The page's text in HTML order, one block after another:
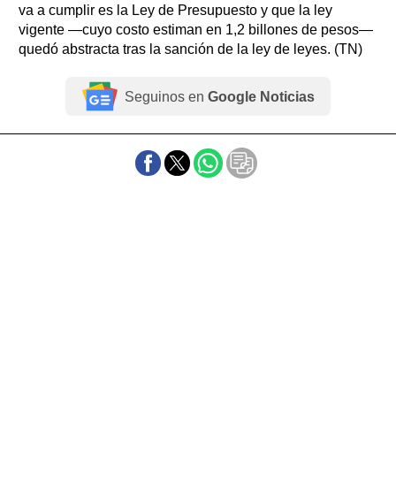
va a cumplir es la Ley de Presupuesto y que la ley
vigente —cuyo costo estiman en 1,2 billones de pesos—
quedó abstracta tras la sanción de la ley de leyes. (TN)
Seguinos en Google Noticias